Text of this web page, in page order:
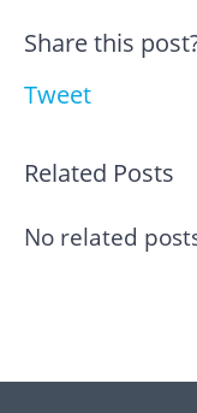
Share this
Tweet
Related Posts
No related